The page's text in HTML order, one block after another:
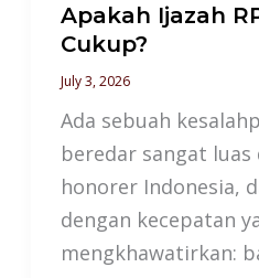
Apakah Ijazah
Cukup?
July 3, 2026
Ada sebuah
beredar sangat
honorer Indonesia,
dengan kecepatan
mengkhawatirkan: